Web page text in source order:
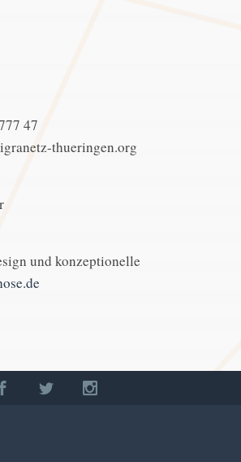
47
thueringen.org
und konzeptionelle